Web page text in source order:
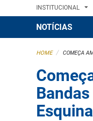
INSTITUCIONAL
NOTÍCIAS
HOME / COMEÇA
Esquina